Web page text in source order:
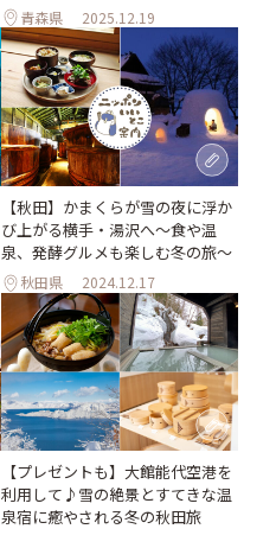
青森県 2025.12.19
【秋田】かまくらが雪の夜に浮か
び上がる横手・湯沢へ〜食や温
泉、発酵グルメも楽しむ冬の旅〜
秋田県 2024.12.17
【プレゼントも】大館能代空港を
利用して♪雪の絶景とすてきな温
泉宿に癒やされる冬の秋田旅